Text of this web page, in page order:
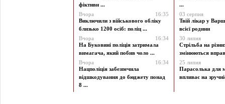
фіктивн ...
Вчора
16:35
Виключили з військового обліку
близько 1200 осіб: поліц ...
Вчора
16:34
На Буковині поліція затримала
вимагача, який побив чоло ...
Вчора
16:34
Нацполіція забезпечила
відшкодування до бюджету понад
8 ...
...
03 серпня
Твій лікар у
всієї родини
30 липня
Стрільба на
змінюються
25 липня
Парасолька для
впливає на